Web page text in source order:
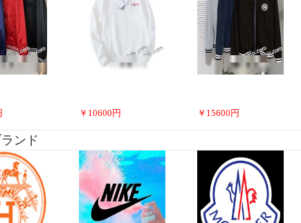
￥ 10600 円 ￥ 15600 円
ンド